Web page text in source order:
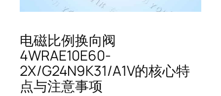
电磁比例换向阀
4WRAE10E60-
2X/G24N9K31/A1V的核心特
点与注意事项